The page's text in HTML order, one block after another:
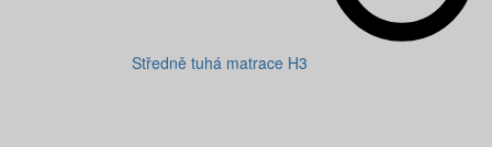
Středně tuhá matrace H3